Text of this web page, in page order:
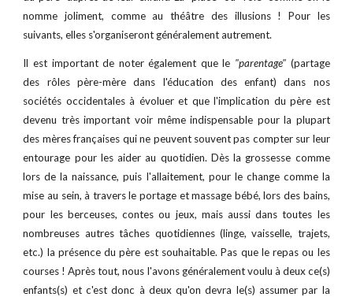
nomme joliment, comme au théâtre des illusions ! Pour les
suivants, elles s'organiseront généralement autrement.
Il est important de noter également que le "parentage" (partage
des rôles père-mère dans l'éducation des enfant) dans nos
sociétés occidentales à évoluer et que l'implication du père est
devenu très important voir même indispensable pour la plupart
des mères françaises qui ne peuvent souvent pas compter sur leur
entourage pour les aider au quotidien. Dès la grossesse comme
lors de la naissance, puis l'allaitement, pour le change comme la
mise au sein, à travers le portage et massage bébé, lors des bains,
pour les berceuses, contes ou jeux, mais aussi dans toutes les
nombreuses autres tâches quotidiennes (linge, vaisselle, trajets,
etc.) la présence du père est souhaitable. Pas que le repas ou les
courses ! Après tout, nous l'avons généralement voulu à deux ce(s)
enfants(s) et c'est donc à deux qu'on devra le(s) assumer par la